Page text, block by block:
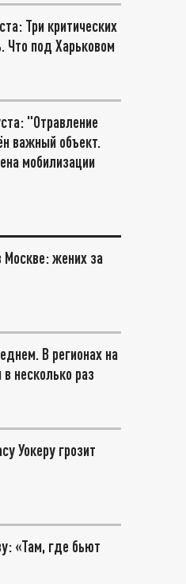
Три критических
Что под Харьковом
"Отравление
важный объект.
мобилизации
Москве: жених за
В регионах на
несколько раз
Уокеру грозит
«Там, где бьют